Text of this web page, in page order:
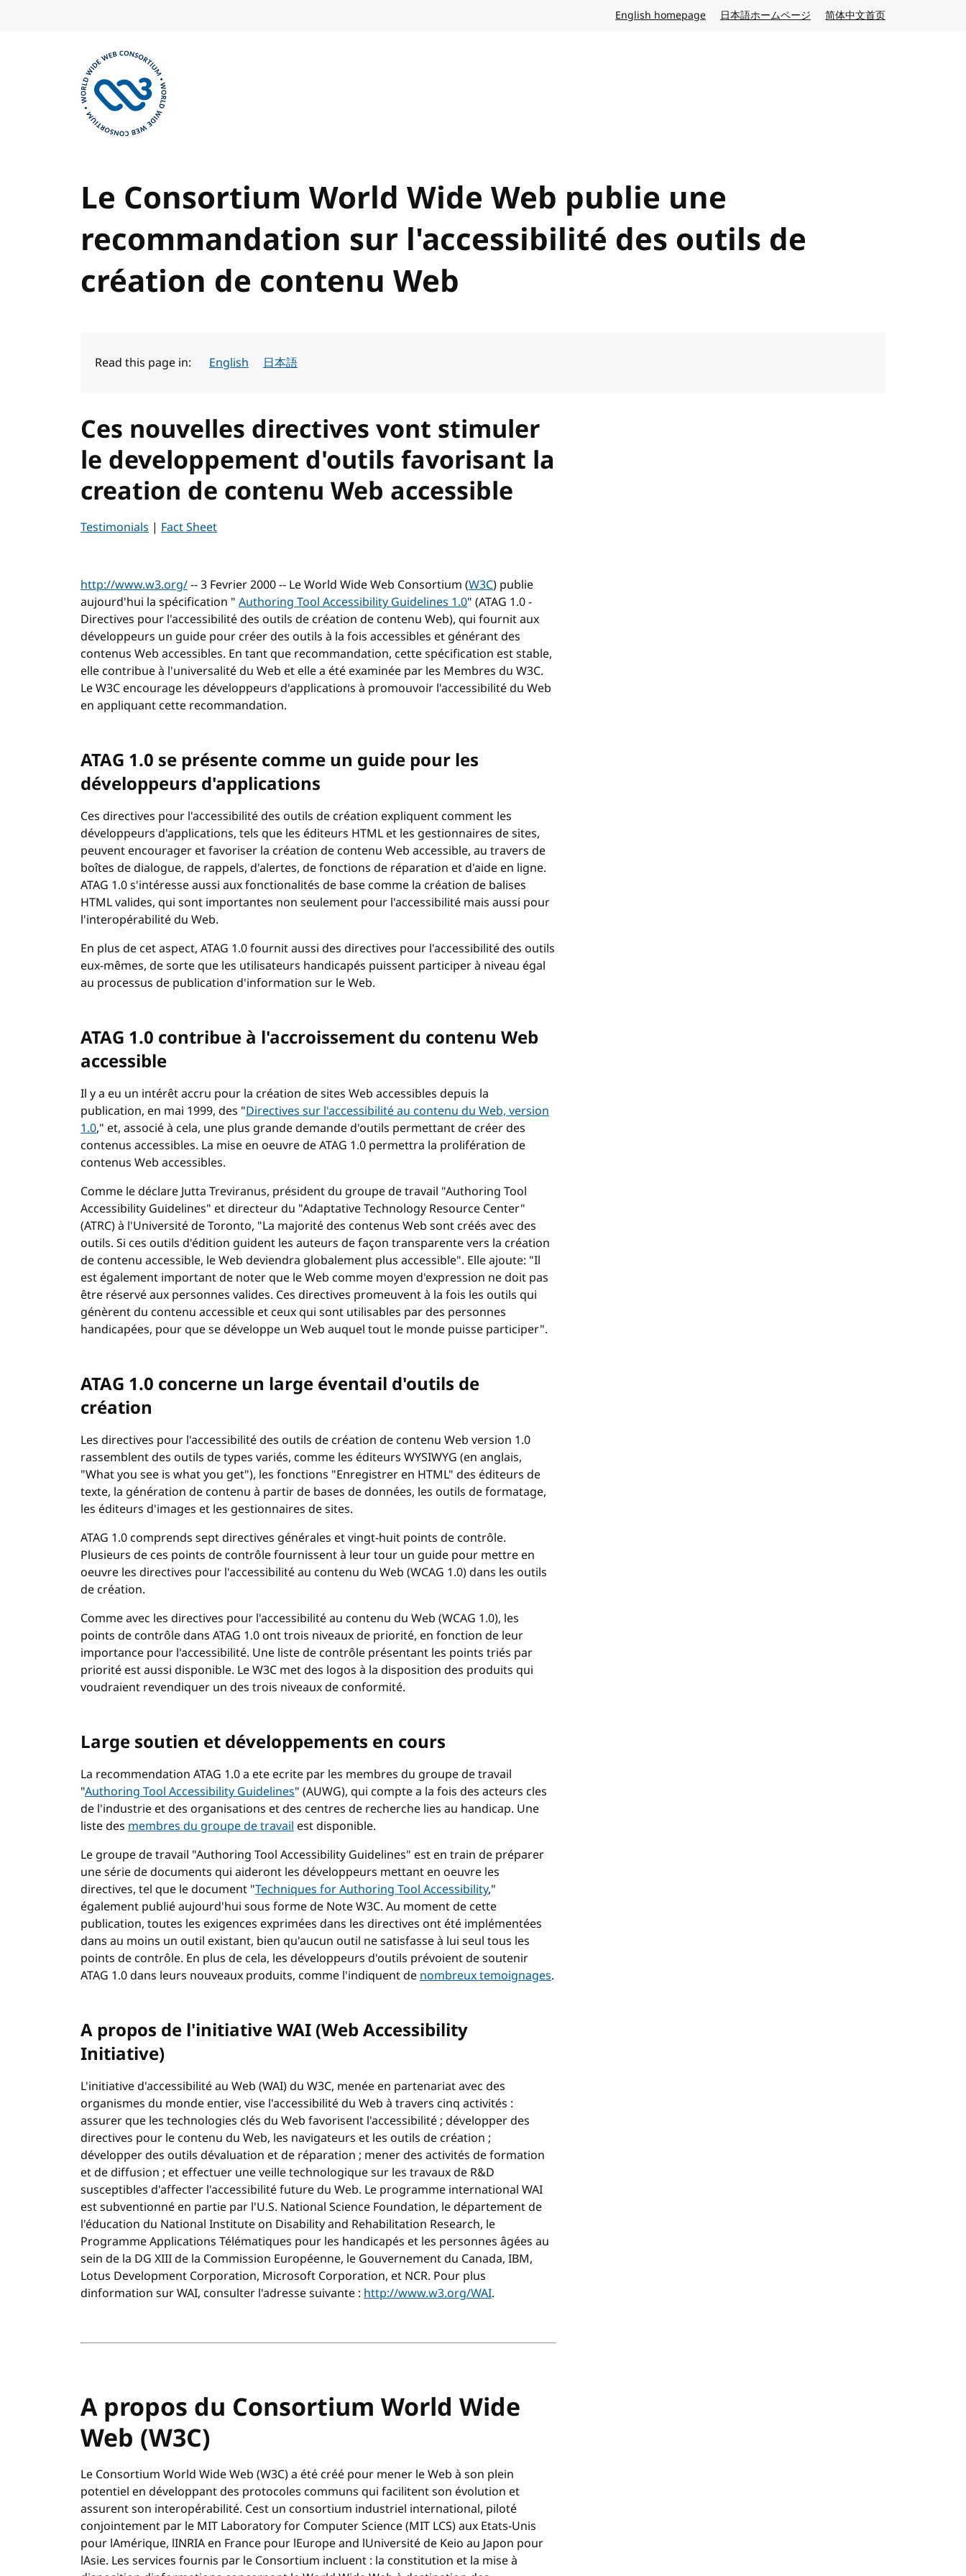
English homepage English website
日本語ホームページ Japanese website
简体中文首页
Le Consortium World Wide Web publie une
recommandation sur l'accessibilité des outils de
création de contenu Web
Read this page in: English 日本語
Ces nouvelles directives vont stimuler
le developpement d'outils favorisant la
creation de contenu Web accessible
Testimonials | Fact Sheet
http://www.w3.org/-- 3 Fevrier 2000 -- Le World Wide Web Consortium (W3C) publie
aujourd'hui la spécification " Authoring Tool Accessibility Guidelines 1.0" (ATAG 1.0 -
Directives pour l'accessibilité des outils de création de contenu Web), qui fournit aux
développeurs un guide pour créer des outils à la fois accessibles et générant des
contenus Web accessibles. En tant que recommandation, cette spécification est stable,
elle contribue à l'universalité du Web et elle a été examinée par les Membres du W3C.
Le W3C encourage les développeurs d'applications à promouvoir l'accessibilité du Web
en appliquant cette recommandation.
ATAG 1.0 se présente comme un guide pour les
développeurs d'applications
Ces directives pour l'accessibilité des outils de création expliquent comment les
développeurs d'applications, tels que les éditeurs HTML et les gestionnaires de sites,
peuvent encourager et favoriser la création de contenu Web accessible, au travers de
boîtes de dialogue, de rappels, d'alertes, de fonctions de réparation et d'aide en ligne.
ATAG 1.0 s'intéresse aussi aux fonctionalités de base comme la création de balises
HTMLvalides, qui sont importantes non seulement pour l'accessibilité mais aussi pour
l'interopérabilité du Web.
En plus de cet aspect, ATAG 1.0 fournit aussi des directives pour l'accessibilité des outils
eux-mêmes, de sorte que les utilisateurs handicapés puissent participer à niveau égal
au processus de publication d'information sur le Web.
ATAG 1.0 contribue à l'accroissement du contenu Web
accessible
Il y a eu un intérêt accru pour la création de sites Web accessibles depuis la
publication, en mai 1999, des "Directives sur l'accessibilité au contenu du Web, version
1.0," et, associé à cela, une plus grande demande d'outils permettant de créer des
contenus accessibles. La mise en oeuvre deATAG 1.0 permettra la prolifération de
contenus Web accessibles.
Comme le déclare Jutta Treviranus, président du groupe de travail "Authoring Tool
Accessibility Guidelines" et directeur du "Adaptative Technology Resource Center"
(ATRC) à l'Université de Toronto, "La majorité des contenus Web sont créés avec des
outils. Si ces outils d'édition guident les auteurs de façon transparente vers la création
de contenu accessible, le Web deviendra globalement plus accessible". Elle ajoute: "Il
est également important de noter que le Web comme moyen d'expression ne doit pas
être réservé aux personnes valides. Ces directives promeuvent à la fois les outils qui
génèrent du contenu accessible et ceux qui sont utilisables par des personnes
handicapées, pour que se développe un Web auquel tout le monde puisse participer".
ATAG 1.0 concerne un large éventail d'outils de
création
Les directives pour l'accessibilité des outils de création de contenu Web version 1.0
rassemblent des outils de types variés, comme les éditeurs WYSIWYG (en anglais,
"What you see is what you get"), les fonctions "Enregistrer en HTML" des éditeurs de
texte, la génération de contenu à partir de bases de données, les outils de formatage,
les éditeurs d'images et les gestionnaires de sites.
ATAG 1.0 comprends sept directives générales et vingt-huit points de contrôle.
Plusieurs de ces points de contrôle fournissent à leur tour un guide pour mettre en
oeuvre les directives pour l'accessibilité au contenu du Web (WCAG 1.0) dans les outils
de création.
Comme avec les directives pour l'accessibilité au contenu du Web (WCAG 1.0), les
points de contrôle dans ATAG 1.0 ont trois niveaux de priorité, en fonction de leur
importance pour l'accessibilité. Une liste de contrôle présentant les points triés par
priorité est aussi disponible. Le W3C met des logos à la disposition des produits qui
voudraient revendiquer un des trois niveaux de conformité.
Large soutien et développements en cours
La recommendation ATAG 1.0 a ete ecrite par les membres du groupe de travail
"Authoring Tool Accessibility Guidelines" (AUWG), qui compte a la fois des acteurs cles
de l'industrie et des organisations et des centres de recherche lies au handicap. Une
liste des membres du groupe de travail est disponible.
Le groupe de travail "Authoring Tool Accessibility Guidelines" est en train de préparer
une série de documents qui aideront les développeurs mettant en oeuvre les
directives, tel que le document "Techniques for Authoring Tool Accessibility,"
également publié aujourd'hui sous forme de Note W3C. Au moment de cette
publication, toutes les exigences exprimées dans les directives ont été implémentées
dans au moins un outil existant, bien qu'aucun outil ne satisfasse à lui seul tous les
points de contrôle. En plus de cela, les développeurs d'outils prévoient de soutenir
ATAG 1.0 dans leurs nouveaux produits, comme l'indiquent denombreux temoignages.
A propos de l'initiative WAI (Web Accessibility
Initiative)
L'initiative d'accessibilité au Web (WAI) du W3C, menée en partenariat avec des
organismes du monde entier, vise l'accessibilité du Web à travers cinq activités :
assurer que les technologies clés du Web favorisent l'accessibilité ; développer des
directives pour le contenu du Web, les navigateurs et les outils de création ;
développer des outils dévaluation et de réparation ; mener des activités de formation
et de diffusion ; et effectuer une veille technologique sur les travaux de R&D
susceptibles d'affecter l'accessibilité future du Web. Le programme international WAI
est subventionné en partie par l'U.S. National Science Foundation, le département de
l'éducation du National Institute on Disability and Rehabilitation Research, le
Programme Applications Télématiques pour les handicapés et les personnes âgées au
sein de la DG XIII de la Commission Européenne, le Gouvernement du Canada, IBM,
Lotus Development Corporation, Microsoft Corporation, et NCR. Pour plus
dinformation sur WAI, consulter l'adresse suivante : http://www.w3.org/WAI.
A propos du Consortium World Wide
Web (W3C)
Le Consortium World Wide Web (W3C) a été créé pour mener le Web à son plein
potentiel en développant des protocoles communs qui facilitent son évolution et
assurent son interopérabilité. Cest un consortium industriel international, piloté
conjointement par le MIT Laboratory for Computer Science (MIT LCS) aux Etats-Unis
pour lAmérique, lINRIA en France pour lEurope and lUniversité de Keio au Japon pour
lAsie. Les services fournis par le Consortium incluent : la constitution et la mise à